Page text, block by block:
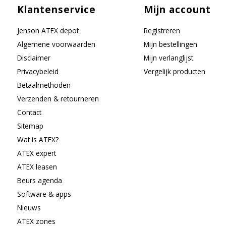
Klantenservice
Jenson ATEX depot
Algemene voorwaarden
Disclaimer
Privacybeleid
Betaalmethoden
Verzenden & retourneren
Contact
Sitemap
Wat is ATEX?
ATEX expert
ATEX leasen
Beurs agenda
Software & apps
Nieuws
ATEX zones
Mijn account
Registreren
Mijn bestellingen
Mijn verlanglijst
Vergelijk producten